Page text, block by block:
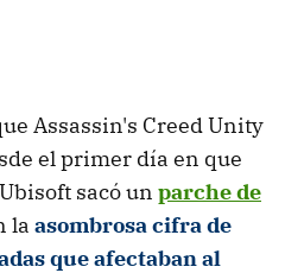
Assassin's Creed Unity
el primer día en que
sacó un parche de
la asombrosa cifra de
que afectaban al